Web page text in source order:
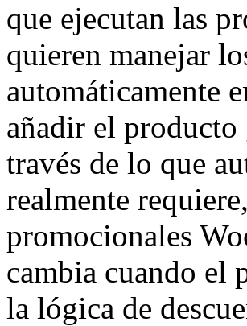
que ejecutan las
quieren manejar
automáticamente
añadir el producto
través de lo que
realmente
promocionales
cambia cuando el
la lógica de